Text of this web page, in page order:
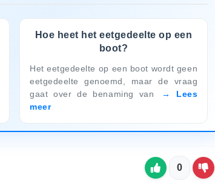
Hoe heet het eetgedeelte op een
boot?
Het eetgedeelte op een boot wordt geen
eetgedeelte genoemd, maar de vraag
gaat over de benaming van
Lees
meer
0